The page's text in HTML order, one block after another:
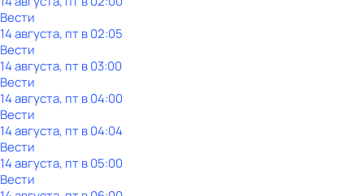
Вести
14 августа, пт в 02:05
Вести
14 августа, пт в 03:00
Вести
14 августа, пт в 04:00
Вести
14 августа, пт в 04:04
Вести
14 августа, пт в 05:00
Вести